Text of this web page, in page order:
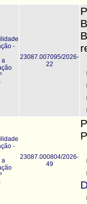
-
a
23087.007095/2026-
22
-
a
23087.000804/2026-
49